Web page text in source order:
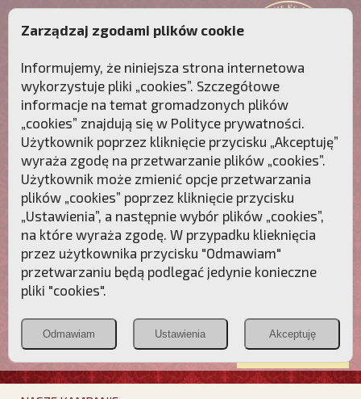
Przebudźmy sumienia Polaków!
Polonia
Christiana
PCh24.pl
Przymierze
POZNAJ APOSTOLAT FATIMY WESPRZYJ
NAS
Zarządzaj zgodami plików cookie
Informujemy, że niniejsza strona internetowa
wykorzystuje pliki „cookies”. Szczegółowe
informacje na temat gromadzonych plików
„cookies” znajdują się w Polityce prywatności.
Użytkownik poprzez kliknięcie przycisku „Akceptuję”
wyraża zgodę na przetwarzanie plików „cookies”.
Użytkownik może zmienić opcje przetwarzania
plików „cookies” poprzez kliknięcie przycisku
„Ustawienia”, a następnie wybór plików „cookies”,
na które wyraża zgodę. W przypadku klieknięcia
przez użytkownika przycisku "Odmawiam"
przetwarzaniu będą podlegać jedynie konieczne
pliki "cookies".
Odmawiam Ustawienia Akceptuję